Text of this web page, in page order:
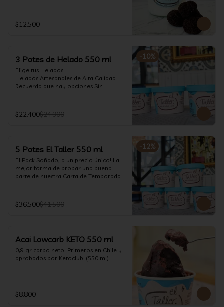
cremoso y con un delicado proceso
para obtener una experiencia
esta Edición es muy Limitada,
aproveche ya de vivir esta fantástica
experiencia!!
$12.500
-10%
3 Potes de Helado 550 ml
Elige tus Helados!
Helados Artesanales de Alta Calidad
Recuerda que hay opciones Sin
Diabéticos!
Algunos helados especiales tienen un
$22.400$24.900
-12%
5 Potes El Taller 550 ml
El Pack Soñado, a un precio único! La
mejor forma de probar una buena
parte de nuestra Carta de Temporada.
$36.500$41.500
Acai Lowcarb KETO 550 ml
0,9 gr carbo neto! Primeros en Chile y
aprobados por Ketoclub. (550 ml)
$8.800